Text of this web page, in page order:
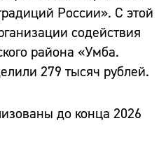
России». С этой
содействия
района «Умба.
279 тысяч рублей.
до конца 2026